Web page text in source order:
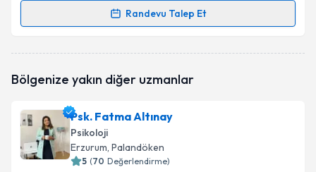
Randevu Talep Et
Randevu Takvimi Talebi
talebi oluşturun. Size bu uzmandan randevu almanız
bilgilendireceğiz.
E-posta Adresiniz
Bölgenize yakın diğer uzmanlar
Psk. Fatma Altınay
Psikoloji
Erzurum, Palandöken
5 (70 Değerlendirme)